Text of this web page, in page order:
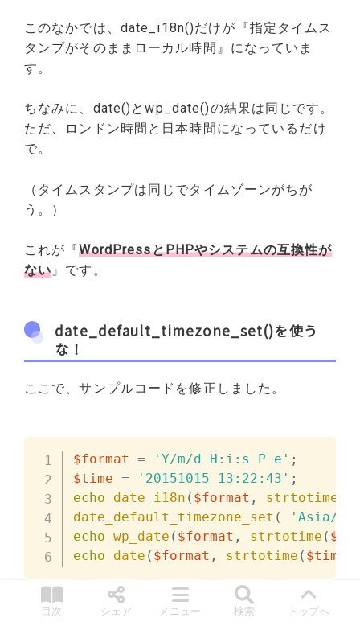
目次 シェア メニュー 検索 トップへ
このなかでは、date_i18n()だけが『指定タイムス
タンプがそのままローカル時間』になっていま
す。
ちなみに、date()とwp_date()の結果は同じです。
ただ、ロンドン時間と日本時間になっているだけ
で。
（タイムスタンプは同じでタイムゾーンがちが
う。）
これが『WordPressとPHPやシステムの互換性が
ない』です。
date_default_timezone_set()を使う
な！
ここで、サンプルコードを修正しました。
$format = 'Y/m/d H:i:s P e' ;
$time = '20151015 13:22:43' ;
echo
date_i18n ( $format , strtotime
date_default_timezone_set (
'Asia/
echo wp_date ( $format , strtotime (
echo
date ( $format , strtotime ( $time
結果